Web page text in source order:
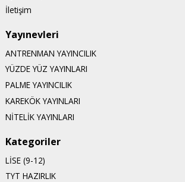
İletişim
Yayınevleri
ANTRENMAN YAYINCILIK
YÜZDE YÜZ YAYINLARI
PALME YAYINCILIK
KAREKÖK YAYINLARI
NİTELİK YAYINLARI
Kategoriler
LİSE (9-12)
TYT HAZIRLIK